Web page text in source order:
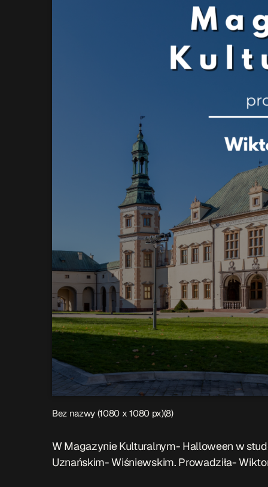
Bez nazwy (1080 x 1080 px)(8)
W Magazynie Kulturalnym- Halloween w
Uznańskim- Wiśniewskim. Prowadziła-